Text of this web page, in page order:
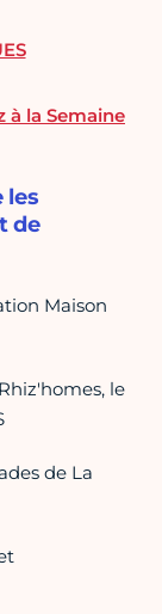
à la Semaine
les
de
Maison
le
de La